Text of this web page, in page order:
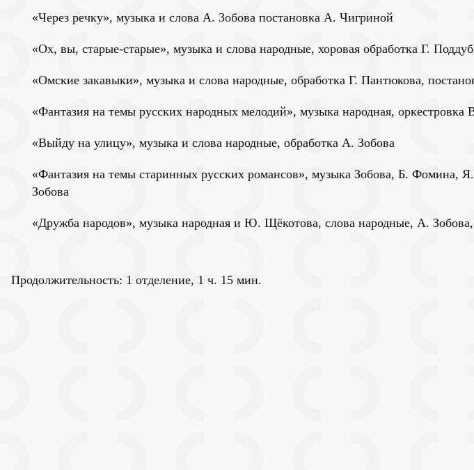
«Через речку», музыка и слова А. Зобова постановка А. Чигриной
«Ох, вы, старые-старые», музыка и слова народные, хоровая обработка Г.
«Омские закавыки», музыка и слова народные, обработка Г. Пантюкова,
«Фантазия на темы русских народных мелодий», музыка народная, оркестровка
«Выйду на улицу», музыка и слова народные, обработка А. Зобова
«Фантазия на темы старинных русских романсов», музыка Зобова, Б. Фомина,
Зобова
«Дружба народов», музыка народная и Ю. Щёкотова, слова народные, А.
Продолжительность: 1 отделение, 1 ч. 15 мин.